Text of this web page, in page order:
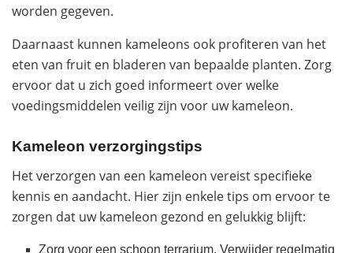
worden gegeven.
Daarnaast kunnen kameleons ook profiteren van het
eten van fruit en bladeren van bepaalde planten. Zorg
ervoor dat u zich goed informeert over welke
voedingsmiddelen veilig zijn voor uw kameleon.
Kameleon verzorgingstips
Het verzorgen van een kameleon vereist specifieke
kennis en aandacht. Hier zijn enkele tips om ervoor te
zorgen dat uw kameleon gezond en gelukkig blijft:
Zorg voor een schoon terrarium. Verwijder regelmatig